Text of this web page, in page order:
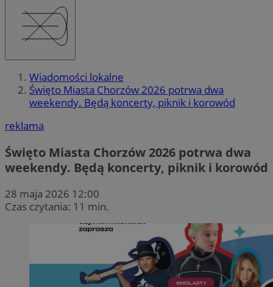
Wiadomości lokalne
Święto Miasta Chorzów 2026 potrwa dwa
weekendy. Będą koncerty, piknik i korowód
reklama
Święto Miasta Chorzów 2026 potrwa dwa
weekendy. Będą koncerty, piknik i korowód
28 maja 2026 12:00
Czas czytania: 11 min.